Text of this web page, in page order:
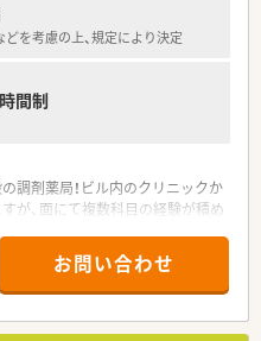
しながら働く方など、様々なサポ
ジに変化がある際など、安心して
用やeラーニングなどで日々勉強
ます。
としてしっかり給与に反映！
療機関と連携して学べる機会もご
どを考慮の上、規定により決定
間制
調剤薬局！ビル内のクリニックか
が、面にて複数科目の経験が積め
ターで事務が入力しますが、店舗
北線六本木一丁目駅からも徒歩
お問い合わせ